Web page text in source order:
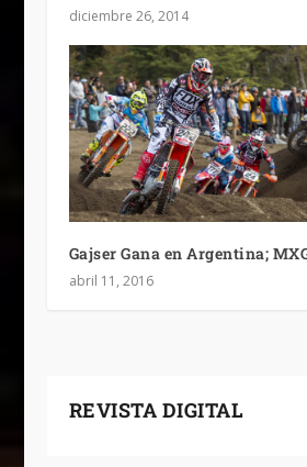
diciembre 26, 2014
Gajser Gana en Argentina;
abril 11, 2016
REVISTA DIGITAL